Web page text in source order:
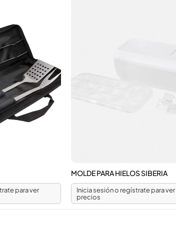
para ver
MOLDE PARA HIELOS SIBERIA
Inicia sesión o regístrate para ver
precios